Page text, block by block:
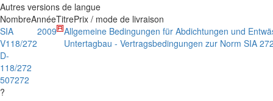
Autres versions de langue
NombreAnnéeTitrePrix / mode de livraison
SIA
V118/272
D-
118/272
507272
?
2009
Allgemeine Bedingungen für Abdichtungen und
Untertagbau - Vertragsbedingungen zur Norm SIA